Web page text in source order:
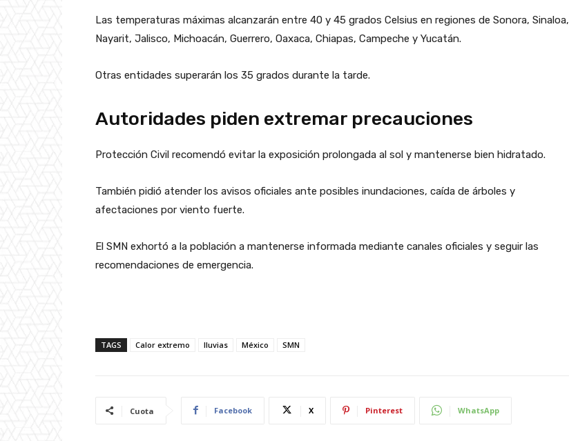
Las temperaturas máximas alcanzarán entre 40 y 45 grados Celsius en regiones de Sonora, Sinaloa,
Nayarit, Jalisco, Michoacán, Guerrero, Oaxaca, Chiapas, Campeche y Yucatán.
Otras entidades superarán los 35 grados durante la tarde.
Autoridades piden extremar precauciones
Protección Civil recomendó evitar la exposición prolongada al sol y mantenerse bien hidratado.
También pidió atender los avisos oficiales ante posibles inundaciones, caída de árboles y
afectaciones por viento fuerte.
El SMN exhortó a la población a mantenerse informada mediante canales oficiales y seguir las
recomendaciones de emergencia.
TAGS Calor extremo lluvias México SMN
Cuota Facebook X Pinterest WhatsApp